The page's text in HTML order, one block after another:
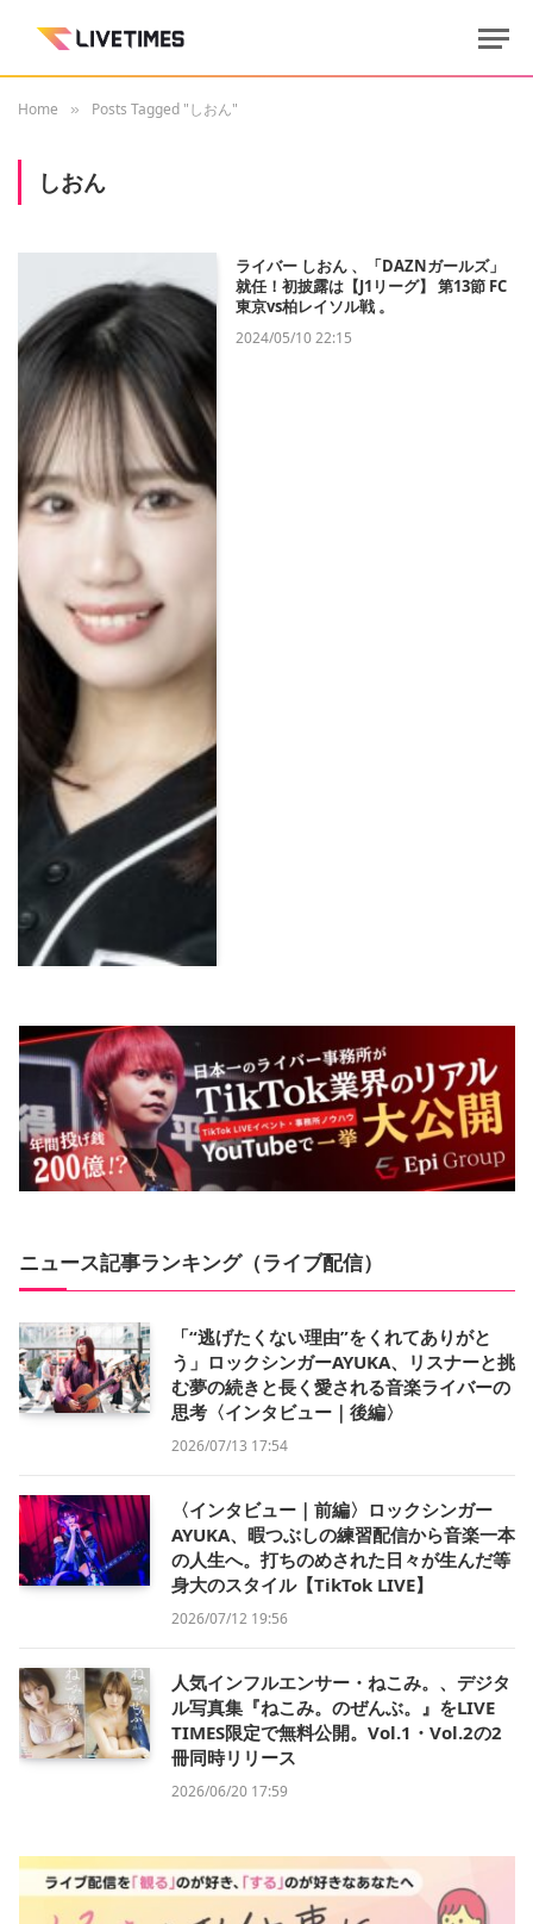
Home » Posts Tagged "しおん"
しおん
ライバー しおん 、「DAZNガールズ」
就任！初披露は【J1リーグ】 第13節 FC
東京vs柏レイソル戦 。
2024/05/10 22:15
ニュース記事ランキング（ライブ配信）
「“逃げたくない理由”をくれてありがと
う」ロックシンガーAYUKA、リスナーと挑
む夢の続きと長く愛される音楽ライバーの
思考〈インタビュー｜後編〉
2026/07/13 17:54
〈インタビュー｜前編〉ロックシンガー
AYUKA、暇つぶしの練習配信から音楽一本
の人生へ。打ちのめされた日々が生んだ等
身大のスタイル【TikTok LIVE】
2026/07/12 19:56
人気インフルエンサー・ねこみ。、デジタ
ル写真集『ねこみ。のぜんぶ。』をLIVE
TIMES限定で無料公開。Vol.1・Vol.2の2
冊同時リリース
2026/06/20 17:59